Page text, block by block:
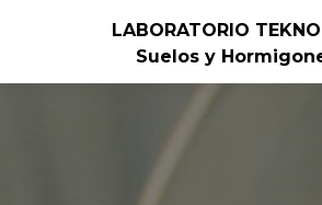
LABORATORIO
Suelos y